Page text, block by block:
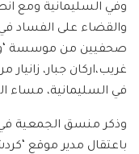
وفي السليمانية ومع
والقضاء على الفساد
صحفيين من موسسة
غريب،اركان جبار،
في السليمانية، مساء
وذكر منسق الجمعية في
باعتقال مدير موقع